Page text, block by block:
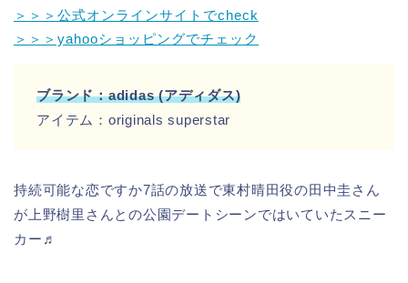
＞＞＞公式オンラインサイトでcheck
＞＞＞yahooショッピングでチェック
ブランド：adidas (アディダス)
アイテム：originals superstar
持続可能な恋ですか7話の放送で東村晴田役の田中圭さん
が上野樹里さんとの公園デートシーンではいていたスニー
カー♬